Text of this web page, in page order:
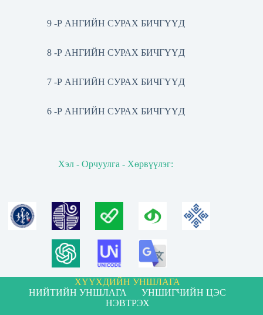
9 -Р АНГИЙН СУРАХ БИЧГҮҮД
8 -Р АНГИЙН СУРАХ БИЧГҮҮД
7 -Р АНГИЙН СУРАХ БИЧГҮҮД
6 -Р АНГИЙН СУРАХ БИЧГҮҮД
Хэл - Орчуулга - Хөрвүүлэг:
ХҮҮХДИЙН УНШЛАГА
НИЙТИЙН УНШЛАГА
УНШИГЧИЙН ЦЭС
НЭВТРЭХ